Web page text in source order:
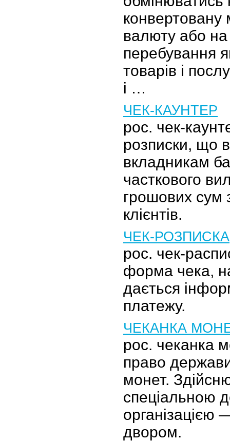
конвертовану
валюту або
перебування
товарів і
і …
ЧЕК-КАУНТЕР
рос. чек-
розписки, що
вкладникам
часткового
грошових сум
клієнтів.
ЧЕК-РОЗПИСКА
рос. чек-
форма чека,
дається
платежу.
ЧЕКАНКА
рос. чеканка
право
монет.
спеціальною
двором.